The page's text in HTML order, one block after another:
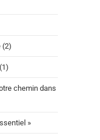
(2)
chemin dans
»